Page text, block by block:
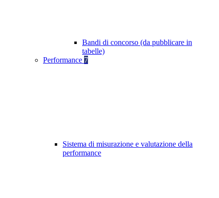
Bandi di concorso (da pubblicare in
tabelle)
Performance 7
Sistema di misurazione e valutazione della
performance